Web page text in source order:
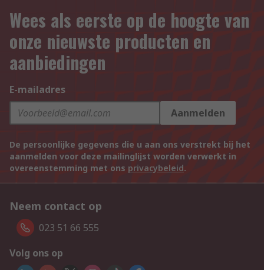
Wees als eerste op de hoogte van
onze nieuwste producten en
aanbiedingen
E-mailadres
Aanmelden
De persoonlijke gegevens die u aan ons verstrekt bij het
aanmelden voor deze mailinglijst worden verwerkt in
overeenstemming met ons privacybeleid.
Neem contact op
023 51 66 555
Volg ons op